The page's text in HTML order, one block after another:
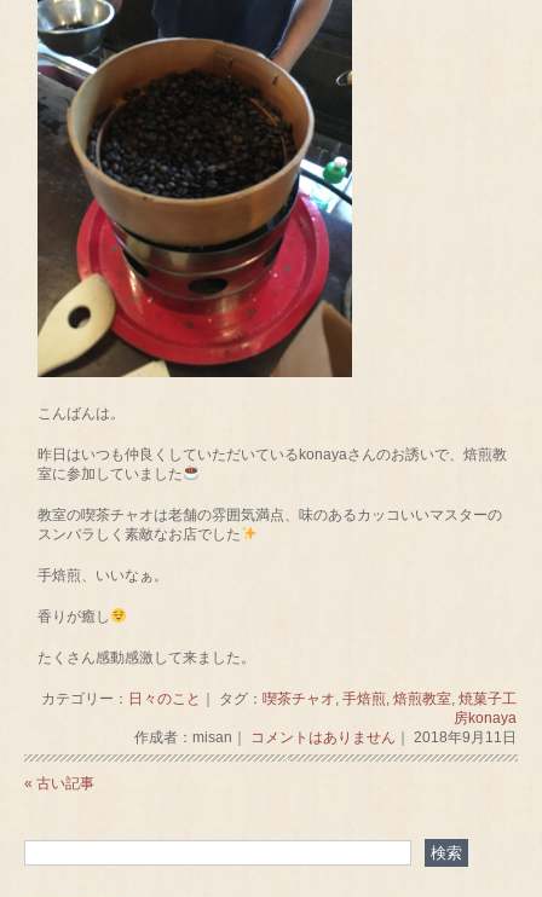
こんばんは。
昨日はいつも仲良くしていただいているkonayaさんのお誘いで、焙煎教
室に参加していました
教室の喫茶チャオは老舗の雰囲気満点、味のあるカッコいいマスターの
スンバラしく素敵なお店でした
手焙煎、いいなぁ。
香りが癒し
たくさん感動感激して来ました。
カテゴリー： 日々のこと ｜ タグ： 喫茶チャオ, 手焙煎, 焙煎教室, 焼菓子工
房konaya
作成者：misan｜ コメントはありません ｜ 2018年9月11日
« 古い記事